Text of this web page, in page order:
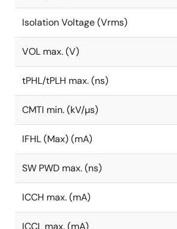
Isolation Voltage (Vrms)
VOL max. (V)
tPHL/tPLH max. (ns)
CMTI min. (kV/µs)
IFHL (Max) (mA)
SW PWD max. (ns)
ICCH max. (mA)
ICCL max. (mA)